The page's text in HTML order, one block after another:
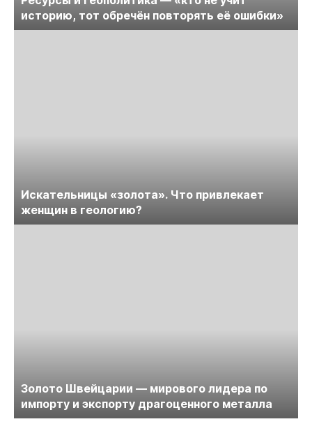
историю, тот обречён повторять её ошибки»
Искательницы «золота». Что привлекает
женщин в геологию?
Золото Швейцарии — мирового лидера по
импорту и экспорту драгоценного металла